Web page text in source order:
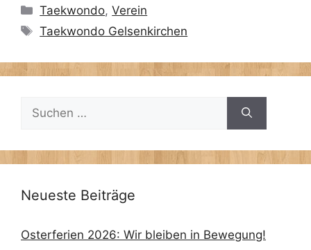
Kategorien
Taekwondo,Verein
Schlagwörter
Taekwondo Gelsenkirchen
Suchen
nach:
Neueste Beiträge
Osterferien 2026: Wir bleiben in Bewegung!